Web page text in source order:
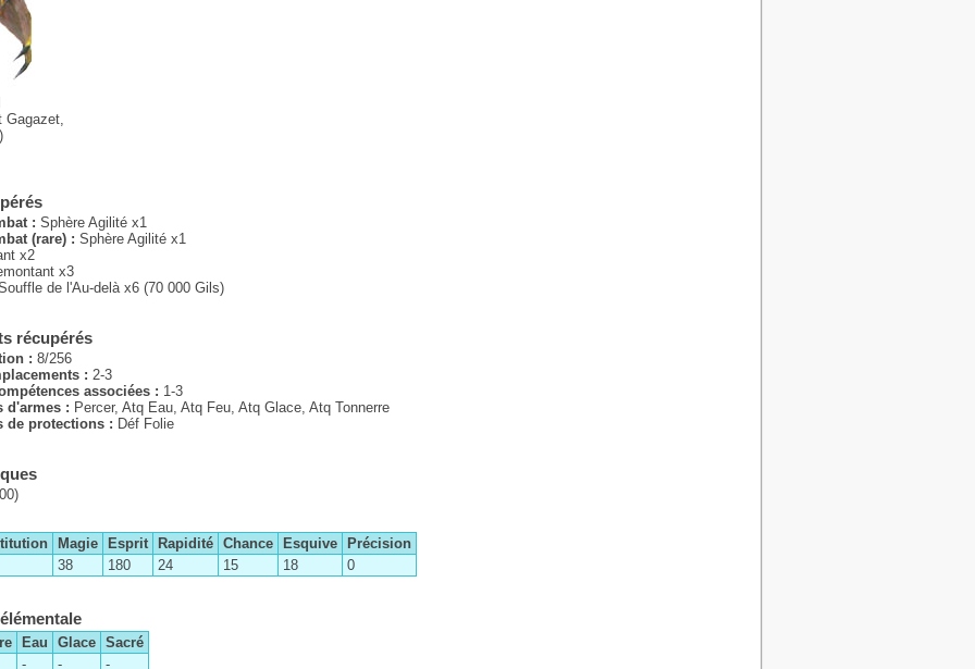
Gagazet,
: Sphère Agilité x1
(rare) : Sphère Agilité x1
x2
x3
de l'Au-delà x6 (70 000 Gils)
récupérés
: 8/256
: 2-3
associées : 1-3
d'armes : Percer, Atq Eau, Atq Feu, Atq Glace, Atq Tonnerre
de protections : Déf Folie
Magie Esprit Rapidité Chance Esquive
Précision
38 180 24 15 18 0
Eau Glace Sacré
- - -